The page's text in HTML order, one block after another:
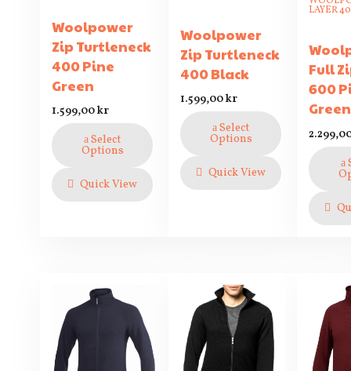
Woolpower
Zip Turtleneck
400 Pine
Green
1.599,00kr
Select
Options
Quick View
Woolpower
Zip Turtleneck
400 Black
1.599,00kr
Select
Options
Quick View
LAYER
Full
600
Green